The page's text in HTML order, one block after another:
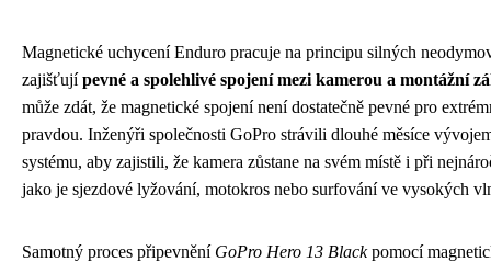
Magnetické uchycení Enduro pracuje na principu silných
zajišťujípevné a spolehlivé spojení mezi kamerou a montážní
může zdát, že magnetické spojení není dostatečně pevné pro
pravdou. Inženýři společnosti GoPro strávili dlouhé měsíce
systému, aby zajistili, že kamera zůstane na svém místě i při
jako je sjezdové lyžování, motokros nebo surfování ve vysokých
Samotný proces připevnění GoPro Hero 13 Blackpomocí